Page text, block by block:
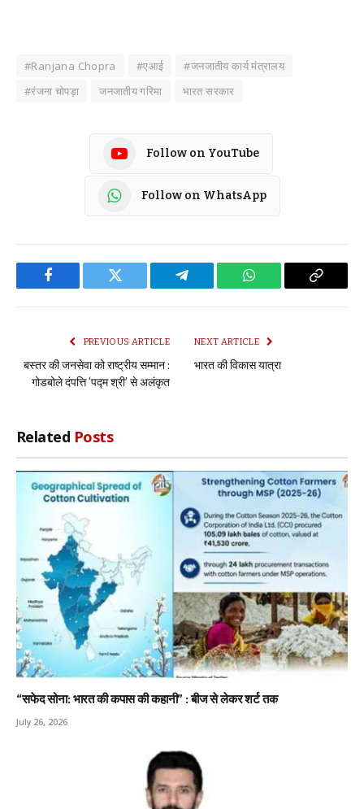
#Ranjana Chopra #एआई
#जनजातीय कार्य मंत्रालय
#रंजना चोपड़ा
जनजातीय गरिमा भारत सरकार
Follow on YouTube
Follow on WhatsApp
Facebook Twitter Telegram WhatsApp Copy
PREVIOUS ARTICLE
बस्तर की जनसेवा को राष्ट्रीय सम्मान :
गोडबोले दंपत्ति ‘पद्म श्री’ से अलंकृत
NEXT ARTICLE
भारत की विकास यात्रा
Related Posts
“सफेद सोना: भारत की कपास की कहानी” : बीज से लेकर शर्ट तक
July 26, 2026